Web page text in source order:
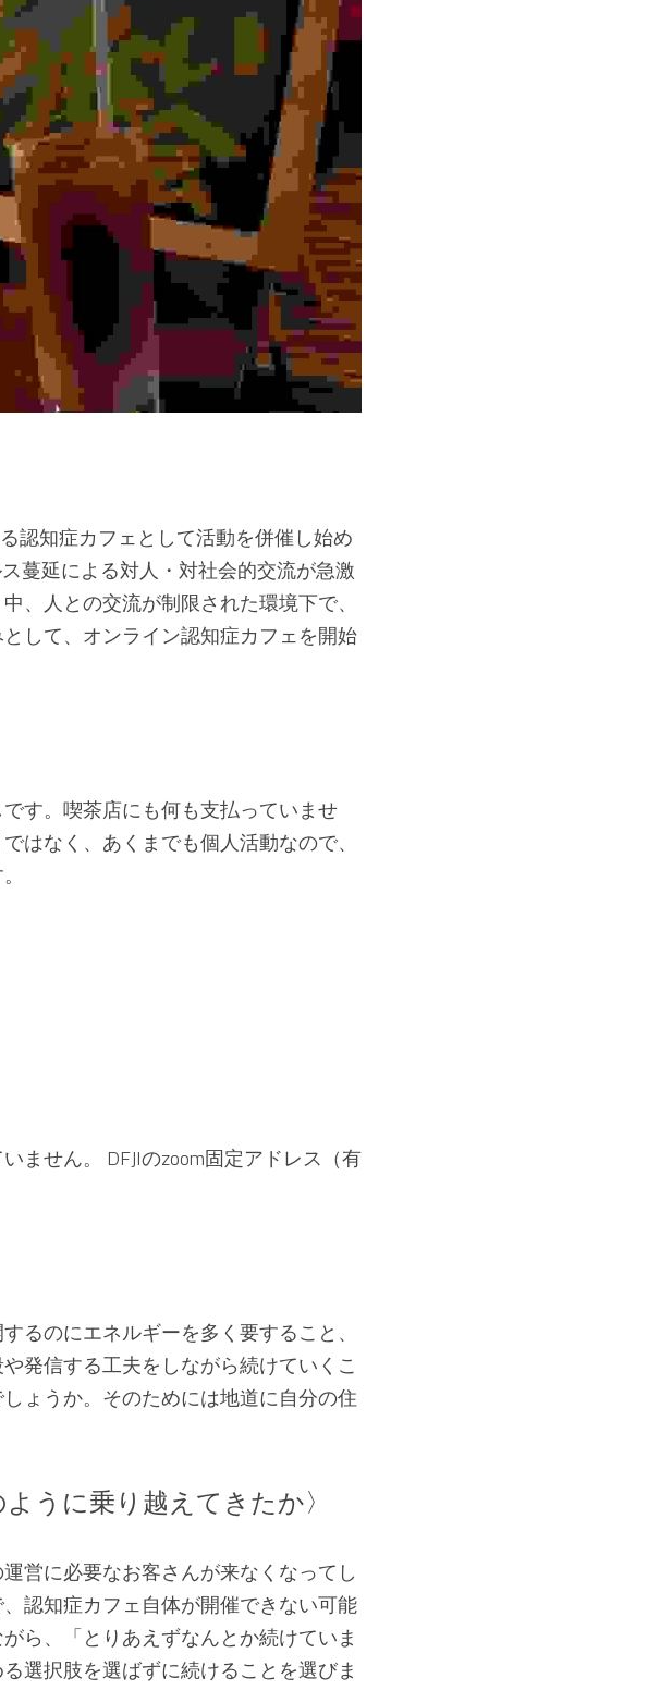
認知症カフェとして活動を併催し始め
蔓延による対人・対社会的交流が急激
、人との交流が制限された環境下で、
して、オンライン認知症カフェを開始
す。喫茶店にも何も支払っていませ
はなく、あくまでも個人活動なので、
ません。 DFJIのzoom固定アドレス（有
るのにエネルギーを多く要すること、
発信する工夫をしながら続けていくこ
ょうか。そのためには地道に自分の住
うに乗り越えてきたか〉
営に必要なお客さんが来なくなってし
認知症カフェ自体が開催できない可能
ら、「とりあえずなんとか続けていま
選択肢を選ばずに続けることを選びま